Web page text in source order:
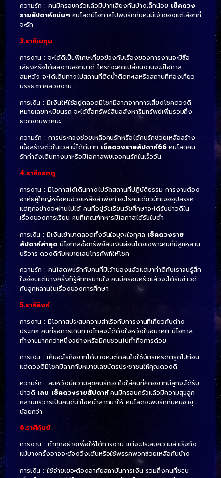
ความรัก : คนมีครอบครัวแล้วมีปากเสียงกันบ้างเล็กน้อย เช็คดวง
รายสัปดาห์แม่นๆ คนโสดมีโอกาสไปพบรักกับคนมีเจ้าของแต่เลือกที่
จะรัก
3.ราศีเมถุน
การงาน : จะได้ดีเป็นพิเศษเกี่ยวข้องกับเรื่องของการงานจะมีชื่อ
เสียงหรือได้ผลงานออกมาดี ใครที่จะคิดเปลี่ยนงานจะมีโอกาส
สมหวัง จะได้เดินทางไปสถานที่ติดน้ำติดทะเลหรือสถานที่ท่องเที่ยว
บรรยากาศสวยงาม
การเงิน : มีเงินให้ใช้อยู่ตลอดมีโชคมีลาภจากการเสี่ยงโชคดวงดี
หมายเลขทะเบียนรถ จะได้ซื้อทรัพย์สินอสังหาริมทรัพย์เพิ่มรวมถึง
ยวดยานพาหนะ
ความรัก : การประคองช่วยเหลือคนรักหรือได้คนรักช่วยเหลือสร้าง
เนื้อสร้างตัวในเวลานี้ได้ดีมาก เช็คดวงรายสัปดาห์66 คนโสดคน
รักกำลังเดินทางมาหรือมีโอกาสพบเจอคนรักในเร็ววัน
4.ราศีกรกฎ
การงาน : มีโอกาสได้เดินทางไปวัดสถานที่ปฎิบัติธรรม การงานต้อง
อาศัยผู้ใหญ่หรือคนช่วยเหลือลำพังทำอะไรคนเดียวมักเจออุปสรรค
แต่ทุกอย่างจะผ่านไปได้ คนที่อยู่วัยเรียนวัยศึกษาจะได้รับข่าวดีใน
เรื่องของการเรียน คนที่เกณฑ์ทหารมีโอกาสได้รับใบดำ
การเงิน : มีเงินเข้ามาตลอดทั้งวันใจบุญใจกุศล เช็คดวงราย
สัปดาห์ล่าสุด มีโอกาสซื้อทรัพย์สินเงินผ่อนโดยเฉพาะคนที่มีลูกหลาน
บริวาร ดวงดีกับหมายเลขโทรศัพท์ให้โชค
ความรัก : คนโสดพบรักกับคนที่มีเจ้าของแล้วแต่มาทำดีกับเราจนรู้สึก
ใจอ่อนแต่บางครั้งก็รู้สึกทรมานใจ คนมีครอบครัวแล้วจะได้รับข่าวดี
กับลูกหลานในเรื่องของการศึกษา
5.ราศีสิงห์
การงาน : มีโอกาสประสบความสำเร็จกับการงานที่เกี่ยวกับต่าง
ประเทศ คนที่รอการเดินทางไกลจะได้ดังใจหวังในอนาคต มีโอกาส
ทำงานมากกว่าหนึ่งอย่างหรือมีคนชวนไปทำกิจการด้วย
การเงิน : เห็นอะไรก็อยากได้บางคนตัดสินใจใช้บัตรเครดิตรูดไปก่อน
แต่ดวงดีมีโชคมีลาภกับหมายเลขบัตรประชาชนให้คุณดวงดี
ความรัก : สมหวังมีความสุขคนรักเอาใจใส่คนที่คิดอยากมีลูกจะได้รับ
ข่าวดี เลข เช็คดวงรายสัปดาห์คนมีครอบครัวแล้วมีความสุขลูก
หลานบริวารเป็นคนดีนำโชคนำลาภมาให้ คนโสดจะพบรักกับคนอายุ
น้อยกว่า
6.ราศีกันย์
การงาน : ทำทุกอย่างเพื่อให้ได้การงาน แต่จะประสบความสำเร็จถึง
แม้บางครั้งอาจจะต้องวิ่งเต้นหรือใช้พรรคพวกช่วยเหลือกันบ้าง
การเงิน : ใช้จ่ายเยอะต้องอาศัยสถาบันการเงิน รวมถึงคนที่ชอบ